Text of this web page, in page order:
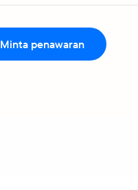
Minta penawaran